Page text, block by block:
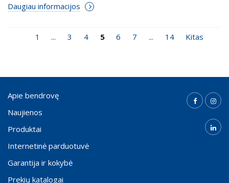
Daugiau informacijos
1 ... 3 4 5 6 7 ... 14 Kitas
Apie bendrovę
Naujienos
Produktai
Internetinė parduotuvė
Garantija ir kokybė
Prekių katalogai